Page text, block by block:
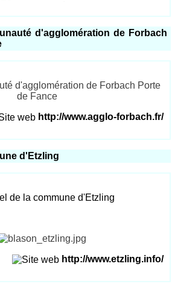
d'agglomération de Forbach
d'agglomération de Forbach Porte
de Fance
http://www.agglo-forbach.fr/
d'Etzling
de la commune d'Etzling
http://www.etzling.info/